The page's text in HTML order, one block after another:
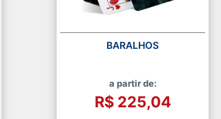
BARALHOS
a partir de:
R$ 225,04